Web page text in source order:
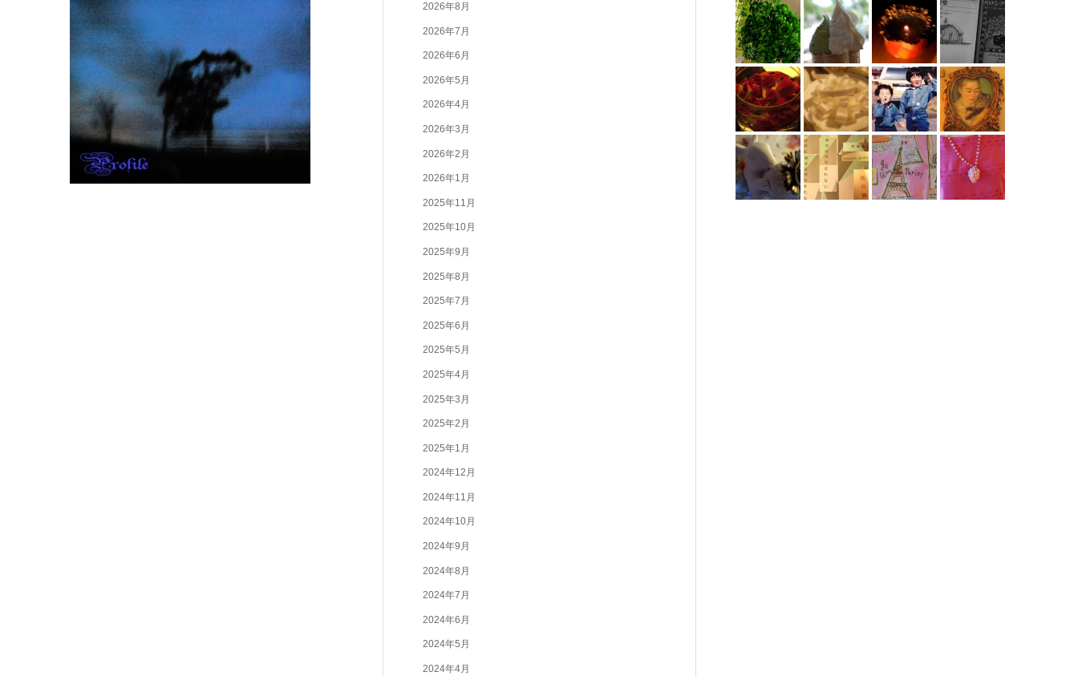
2026年8月
2026年7月
2026年6月
2026年5月
2026年4月
2026年3月
2026年2月
2026年1月
2025年11月
2025年10月
2025年9月
2025年8月
2025年7月
2025年6月
2025年5月
2025年4月
2025年3月
2025年2月
2025年1月
2024年12月
2024年11月
2024年10月
2024年9月
2024年8月
2024年7月
2024年6月
2024年5月
2024年4月